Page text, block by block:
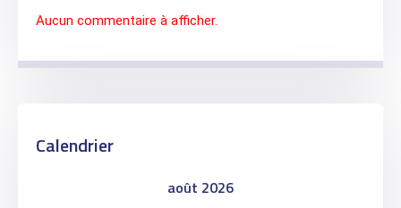
Aucun commentaire à afficher.
Calendrier
août 2026